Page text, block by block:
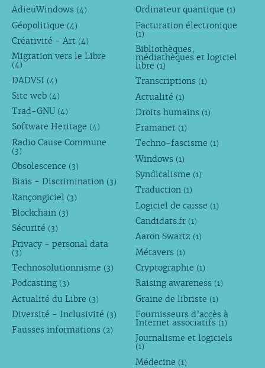
AdieuWindows (4)
Géopolitique (4)
Créativité - Art (4)
Migration vers le Libre
(4)
DADVSI (4)
Site web (4)
Trad-GNU (4)
Software Heritage (4)
Radio Cause Commune
(3)
Obsolescence (3)
Biais - Discrimination (3)
Rançongiciel (3)
Blockchain (3)
Sécurité (3)
Privacy - personal data
(3)
Technosolutionnisme (3)
Podcasting (3)
Actualité du Libre (3)
Diversité - Inclusivité (3)
Fausses informations (2)
Ordinateur quantique (1)
Facturation électronique
(1)
Bibliothèques,
médiathèques et logiciel
libre (1)
Transcriptions (1)
Actualité (1)
Droits humains (1)
Framanet (1)
Techno-fascisme (1)
Windows (1)
Syndicalisme (1)
Traduction (1)
Logiciel de caisse (1)
Candidats.fr (1)
Aaron Swartz (1)
Métavers (1)
Cryptographie (1)
Raising awareness (1)
Graine de libriste (1)
Fournisseurs d’accès à
Internet associatifs (1)
Journalisme et logiciels
(1)
Médecine (1)